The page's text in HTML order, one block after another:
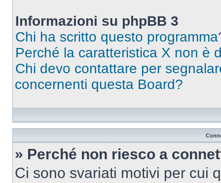
Informazioni su phpBB 3
Chi ha scritto questo
Perché la caratteristica X non è
Chi devo contattare per
concernenti questa Board?
» Perché non riesco a
Ci sono svariati motivi per cui